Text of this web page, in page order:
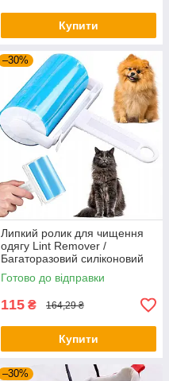
Купити
–30%
Липкий ролик для чищення
одягу Lint Remover /
Багаторазовий силіконовий
валик для видалення вовни
Готово до відправки
115 ₴ 164,29 ₴
Купити
–30%